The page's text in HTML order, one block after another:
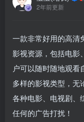
2年前更新
一款非常好用的高清
影视资源，包括电影
户可以随时随地观看
多样的影视类型，无
各种电影、电视剧、
任何的广告打扰！